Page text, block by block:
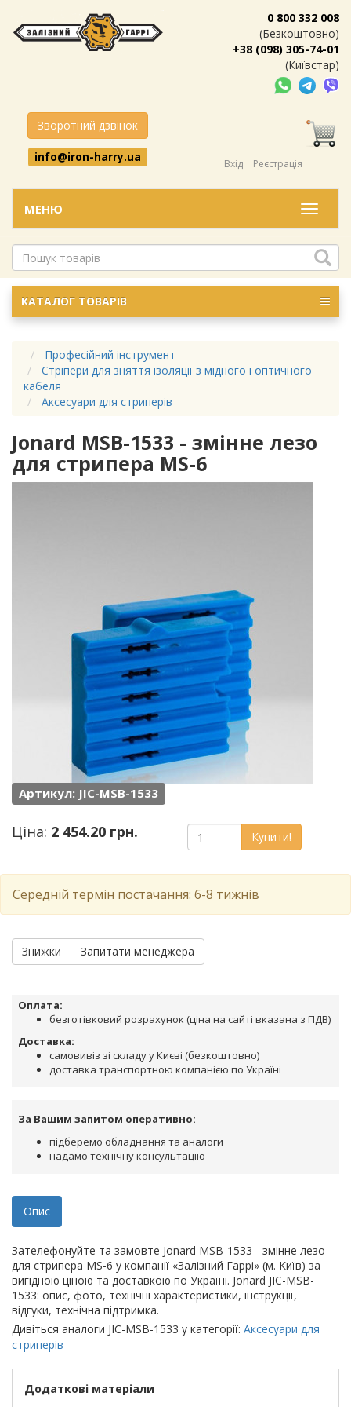
0 800 332 008
(Безкоштовно)
+38 (098) 305-74-01
(Київстар)
Зворотний дзвінок
info@iron-harry.ua
Вхід Реєстрація
Меню
МЕНЮ
КАТАЛОГ ТОВАРІВ
Професійний інструмент
Стріпери для зняття ізоляції з мідного і оптичного
кабеля
Аксесуари для стриперів
Jonard MSB-1533 - змінне лезо
для стрипера MS-6
Артикул: JIC-MSB-1533
Ціна: 2 454.20 грн. Купити!
Середній термін постачання: 6-8 тижнів
Знижки Запитати менеджера
Оплата:
безготівковий розрахунок (ціна на сайті вказана з ПДВ)
Доставка:
самовивіз зі складу у Києві (безкоштовно)
доставка транспортною компанією по Україні
За Вашим запитом оперативно:
підберемо обладнання та аналоги
надамо технічну консультацію
Опис
Зателефонуйте та замовте Jonard MSB-1533 - змінне лезо
для стрипера MS-6 у компанії «Залізний Гаррі» (м. Київ) за
вигідною ціною та доставкою по Україні. Jonard JIC-MSB-
1533: опис, фото, технічні характеристики, інструкції,
відгуки, технічна підтримка.
Дивіться аналоги JIC-MSB-1533 у категорії: Аксесуари для
стриперів
Додаткові матеріали